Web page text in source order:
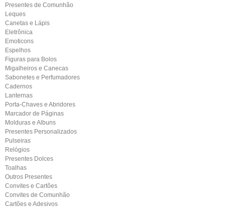
Presentes de Comunhão
Leques
Canetas e Lápis
Eletrônica
Emoticons
Espelhos
Figuras para Bolos
Migalheiros e Canecas
Sabonetes e Perfumadores
Cadernos
Lanternas
Porta-Chaves e Abridores
Marcador de Páginas
Molduras e Albuns
Presentes Personalizados
Pulseiras
Relógios
Presentes Dolces
Toalhas
Outros Presentes
Convites e Cartões
Convites de Comunhão
Cartões e Adesivos